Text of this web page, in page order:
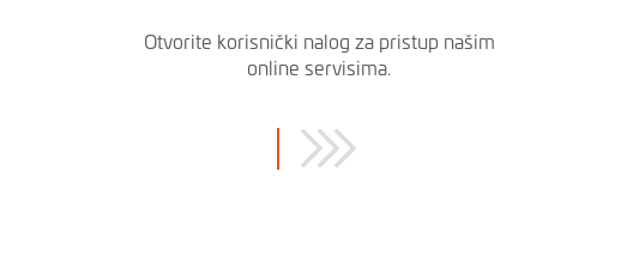
Otvorite korisnički nalog za pristup našim
online servisima.